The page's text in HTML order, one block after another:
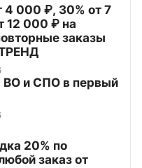
4 000 ₽, 30% от 7
12 000 ₽ на
заказы
ВО и СПО в первый
20% по
заказ от